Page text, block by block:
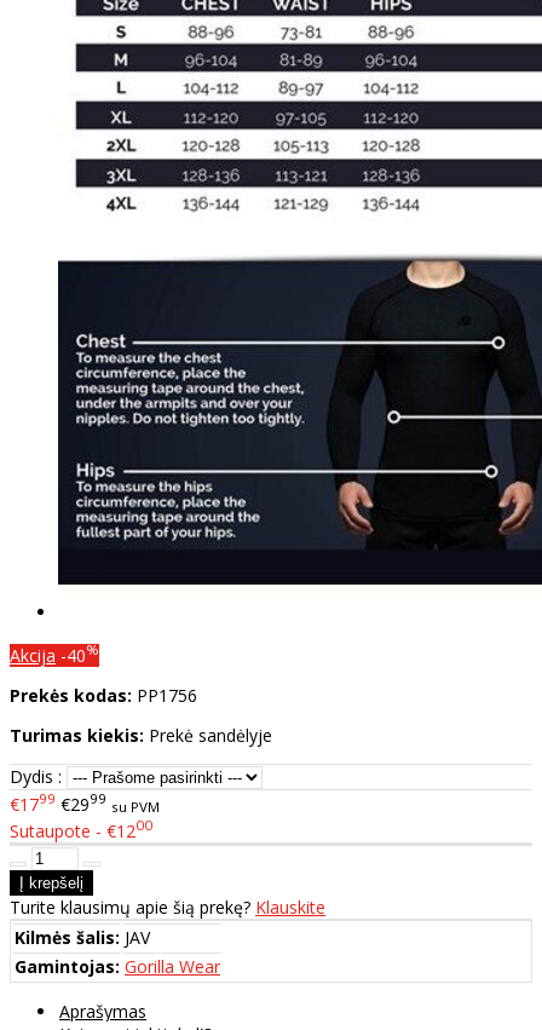
Akcija -40%
Prekės kodas: PP1756
Turimas kiekis: Prekė sandėlyje
Dydis :
€1799 €2999 su PVM
Sutaupote - €1200
Turite klausimų apie šią prekę? Klauskite
Kilmės šalis: JAV
Gamintojas: Gorilla Wear
Aprašymas